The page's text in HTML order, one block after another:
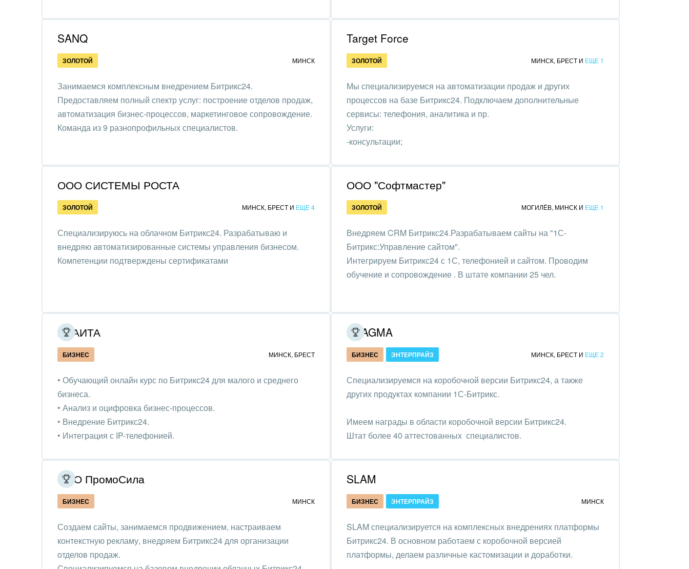
Медицина и фармацевтика
Мода, одежда, аксессуары,
стиль
Ритуальные услуги
Рынки и торговля
Связь и телекоммуникации
Электроэнергетика
SANQ
ЗОЛОТОЙ МИНСК
Занимаемся комплексным внедрением Битрикс24.
Предоставляем полный спектр услуг: построение отделов продаж,
автоматизация бизнес-процессов, маркетинговое сопровождение.
Команда из 9 разнопрофильных специалистов.
Target Force
ЗОЛОТОЙ МИНСК, БРЕСТ И ЕЩЕ 1
Мы специализируемся на автоматизации продаж и других
процессов на базе Битрикс24. Подключаем дополнительные
сервисы: телефония, аналитика и пр.
Услуги:
-консультации;
-внедрение;
-обучение;
ООО СИСТЕМЫ РОСТА
ЗОЛОТОЙ МИНСК, БРЕСТ И ЕЩЕ 4
Специализируюсь на облачном Битрикс24. Разрабатываю и
внедряю автоматизированные системы управления бизнесом.
Компетенции подтверждены сертификатами
ООО "Софтмастер"
ЗОЛОТОЙ МОГИЛЁВ, МИНСК И ЕЩЕ 1
Внедряем CRM Битрикс24.Разрабатываем сайты на "1С-
Битрикс:Управление сайтом".
Интегрируем Битрикс24 с 1С, телефонией и сайтом. Проводим
обучение и сопровождение . В штате компании 25 чел.
ИЛАИТА
БИЗНЕС МИНСК, БРЕСТ
• Обучающий онлайн курс по Битрикс24 для малого и среднего
бизнеса.
• Анализ и оцифровка бизнес-процессов.
• Внедрение Битрикс24.
• Интеграция с IP-телефонией.
PRAGMA
БИЗНЕС ЭНТЕРПРАЙЗ МИНСК, БРЕСТ И ЕЩЕ 2
Специализируемся на коробочной версии Битрикс24, а также
других продуктах компании 1С-Битрикс.
Имеем награды в области коробочной версии Битрикс24.
Штат более 40 аттестованных специалистов.
ООО ПромоСила
БИЗНЕС МИНСК
Создаем сайты, занимаемся продвижением, настраиваем
контекстную рекламу, внедряем Битрикс24 для организации
отделов продаж.
SLAM
БИЗНЕС ЭНТЕРПРАЙЗ МИНСК
SLAM специализируется на комплексных внедрениях платформы
Битрикс24. В основном работаем с коробочной версией
платформы, делаем различные кастомизации и доработки.